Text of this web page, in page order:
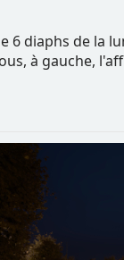
diaphs de la
à gauche,